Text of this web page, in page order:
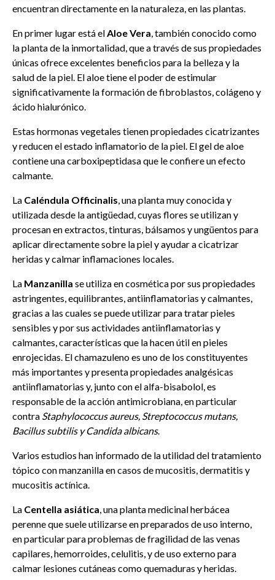
encuentran directamente en la naturaleza, en las plantas.
En primer lugar está el Aloe Vera , también conocido como
la planta de la inmortalidad, que a través de sus propiedades
únicas ofrece excelentes beneficios para la belleza y la
salud de la piel. El aloe tiene el poder de estimular
significativamente la formación de fibroblastos, colágeno y
ácido hialurónico.
Estas hormonas vegetales tienen propiedades cicatrizantes
y reducen el estado inflamatorio de la piel. El gel de aloe
contiene una carboxipeptidasa que le confiere un efecto
calmante.
La Caléndula Officinalis , una planta muy conocida y
utilizada desde la antigüedad, cuyas flores se utilizan y
procesan en extractos, tinturas, bálsamos y ungüentos para
aplicar directamente sobre la piel y ayudar a cicatrizar
heridas y calmar inflamaciones locales.
La Manzanilla se utiliza en cosmética por sus propiedades
astringentes, equilibrantes, antiinflamatorias y calmantes,
gracias a las cuales se puede utilizar para tratar pieles
sensibles y por sus actividades antiinflamatorias y
calmantes, características que la hacen útil en pieles
enrojecidas. El chamazuleno es uno de los constituyentes
más importantes y presenta propiedades analgésicas
antiinflamatorias y, junto con el alfa-bisabolol, es
responsable de la acción antimicrobiana, en particular
contra Staphylococcus aureus, Streptococcus mutans,
Bacillus subtilis y Candida albicans.
Varios estudios han informado de la utilidad del tratamiento
tópico con manzanilla en casos de mucositis, dermatitis y
mucositis actínica.
La Centella asiática , una planta medicinal herbácea
perenne que suele utilizarse en preparados de uso interno,
en particular para problemas de fragilidad de las venas
capilares, hemorroides, celulitis, y de uso externo para
calmar lesiones cutáneas como quemaduras y heridas.